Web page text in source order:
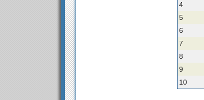
4
5
6
7
8
9
10